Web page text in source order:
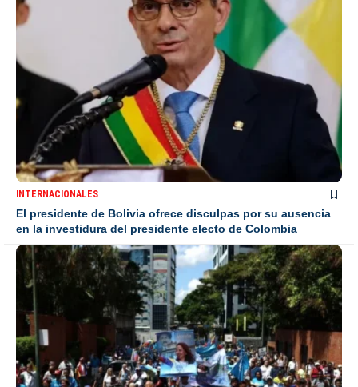
INTERNACIONALES
El presidente de Bolivia ofrece disculpas por su ausencia
en la investidura del presidente electo de Colombia